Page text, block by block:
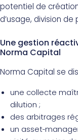
potentiel de
d’usage, division de
Une gestion
Norma Capital
Norma Capital se
une collecte
dilution ;
des arbitrages
un